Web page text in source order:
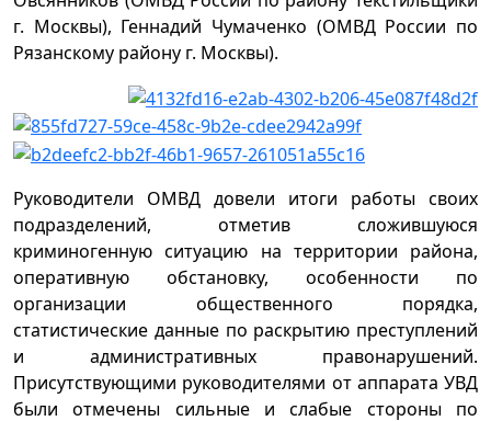
г. Москвы), Геннадий Чумаченко (ОМВД России по
Рязанскому району г. Москвы).
Руководители ОМВД довели итоги работы своих
подразделений, отметив сложившуюся
криминогенную ситуацию на территории района,
оперативную обстановку, особенности по
организации общественного порядка,
статистические данные по раскрытию преступлений
и административных правонарушений.
Присутствующими руководителями от аппарата УВД
были отмечены сильные и слабые стороны по